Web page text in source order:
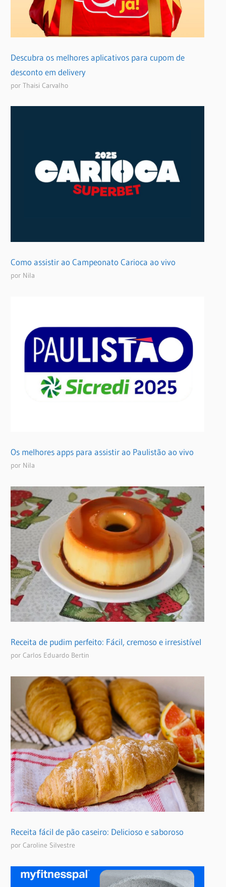
Descubra os melhores aplicativos para cupom de
desconto em delivery
por Thaisi Carvalho
Como assistir ao Campeonato Carioca ao vivo
por Nila
Os melhores apps para assistir ao Paulistão ao vivo
por Nila
Receita de pudim perfeito: Fácil, cremoso e irresistível
por Carlos Eduardo Bertin
Receita fácil de pão caseiro: Delicioso e saboroso
por Caroline Silvestre